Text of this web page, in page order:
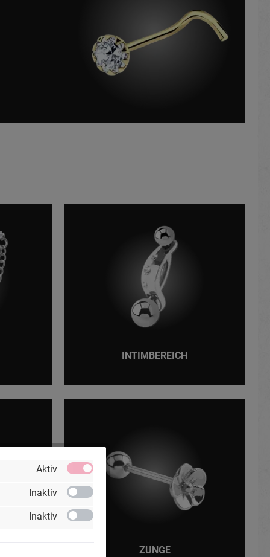
INTIMBEREICH
ZUNGE
Aktiv
Inaktiv
Inaktiv